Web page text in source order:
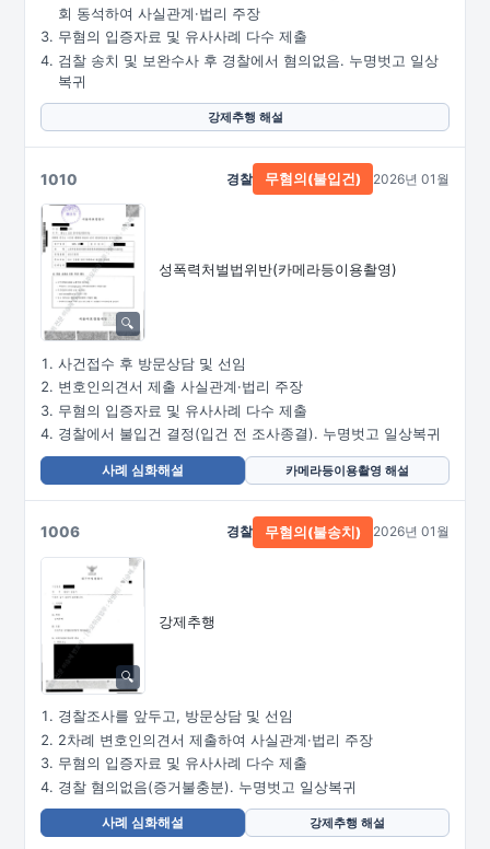
회 동석하여 사실관계·법리 주장
무혐의 입증자료 및 유사사례 다수 제출
검찰 송치 및 보완수사 후 경찰에서 혐의없음. 누명벗고 일상
복귀
강제추행 해설
1010
성폭력처벌법위반(카메라등이용촬영)
경찰 무혐의(불입건) 2026년 01월
사건접수 후 방문상담 및 선임
변호인의견서 제출 사실관계·법리 주장
무혐의 입증자료 및 유사사례 다수 제출
경찰에서 불입건 결정(입건 전 조사종결). 누명벗고 일상복귀
사례 심화해설 카메라등이용촬영 해설
1006
강제추행
경찰 무혐의(불송치) 2026년 01월
경찰조사를 앞두고, 방문상담 및 선임
2차례 변호인의견서 제출하여 사실관계·법리 주장
무혐의 입증자료 및 유사사례 다수 제출
경찰 혐의없음(증거불충분). 누명벗고 일상복귀
사례 심화해설 강제추행 해설